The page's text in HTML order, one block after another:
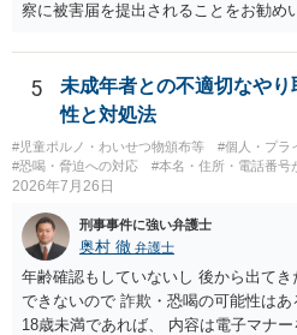
察に被害届を提出されることをお勧め
5
未成年者との不適切なや
性と対処法
#児童ポルノ・わいせつ物頒布等 #個人・プラ
#恐喝・脅迫への対応
#本名・住所・電話番号
2026年7月26日
刑事事件に強い弁護士
奥村 徹 弁護士
年齢確認もしていないし 後から出て
できないので 詐欺・恐喝の可能性は
18歳未満であれば、 内容は電子マナ